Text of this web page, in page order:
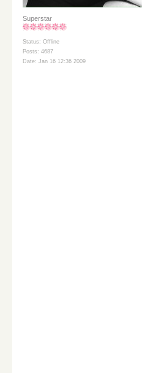
Superstar
Status: Offline
Posts: 4687
Date: Jan 16 12:36 2009